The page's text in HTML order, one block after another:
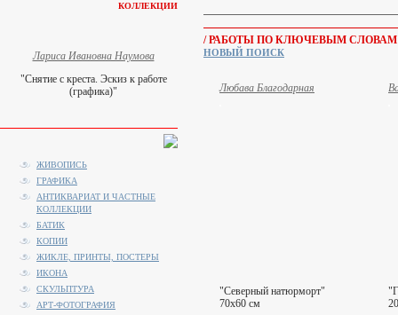
/ РАБОТЫ ПО КЛЮЧЕВЫМ
НОВЫЙ ПОИСК
Любава Благодарная
"Северный натюрморт"
70x60 см
КОЛЛЕКЦИИ
Лариса Ивановна Наумова
"Снятие с креста. Эскиз к работе
(графика)"
ЖИВОПИСЬ
ГРАФИКА
АНТИКВАРИАТ И ЧАСТНЫЕ
КОЛЛЕКЦИИ
БАТИК
КОПИИ
ЖИКЛЕ, ПРИНТЫ, ПОСТЕРЫ
ИКОНА
СКУЛЬПТУРА
АРТ-ФОТОГРАФИЯ